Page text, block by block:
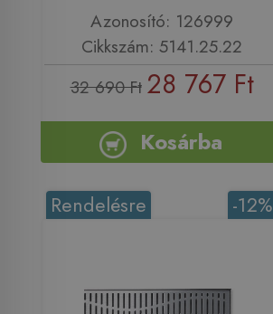
Azonosító: 126999
Cikkszám: 5141.25.22
32 690 Ft 28 767 Ft
Kosárba
-12%
Rendelésre